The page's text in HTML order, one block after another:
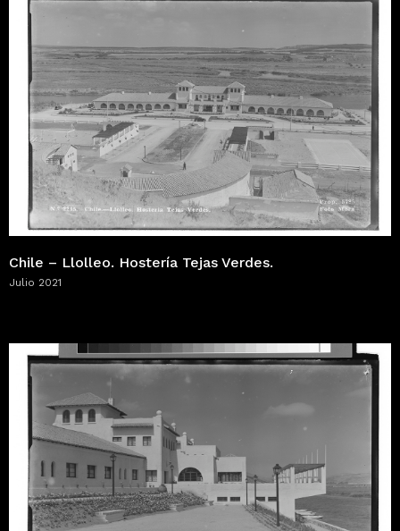
Chile – Llolleo. Hostería Tejas Verdes.
Julio 2021